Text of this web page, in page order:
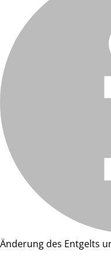
Änderung des Entgelts